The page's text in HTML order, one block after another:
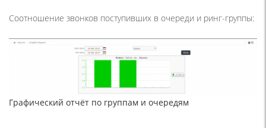
Соотношение звонков поступивших в очереди и ринг-группы:
Графический отчёт по группам и очередям